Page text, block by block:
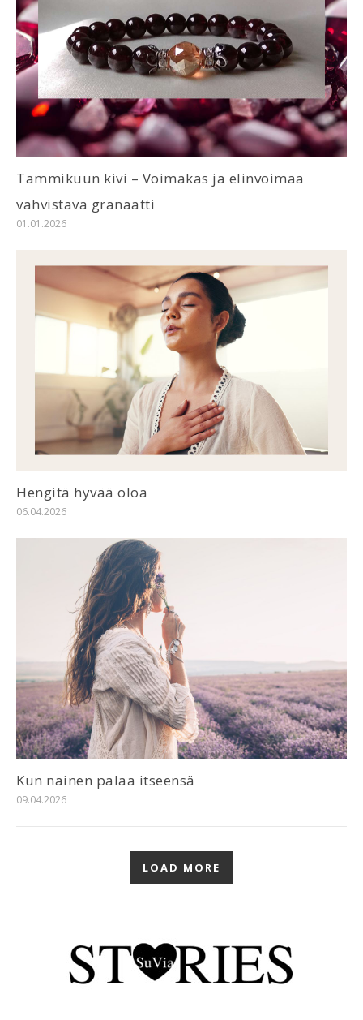
Tammikuun kivi – Voimakas ja elinvoimaa
vahvistava granaatti
01.01.2026
Hengitä hyvää oloa
06.04.2026
Kun nainen palaa itseensä
09.04.2026
LOAD MORE